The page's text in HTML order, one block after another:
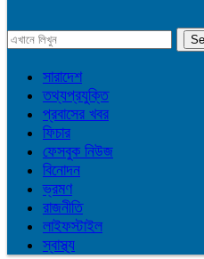
সারাদেশ
তথ্যপ্রযুক্তি
প্রবাসের খবর
ফিচার
ফেসবুক নিউজ
বিনোদন
ভ্রমণ
রাজনীতি
লাইফস্টাইল
স্বাস্থ্য